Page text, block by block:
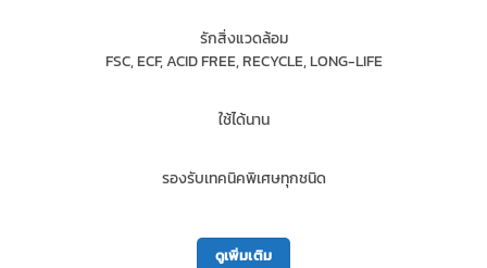
รักสิ่งแวดล้อม
FSC, ECF, ACID FREE, RECYCLE, LONG-LIFE
ใช้ได้นาน
รองรับเทคนิคพิเศษทุกชนิด
ดูเพิ่มเติม